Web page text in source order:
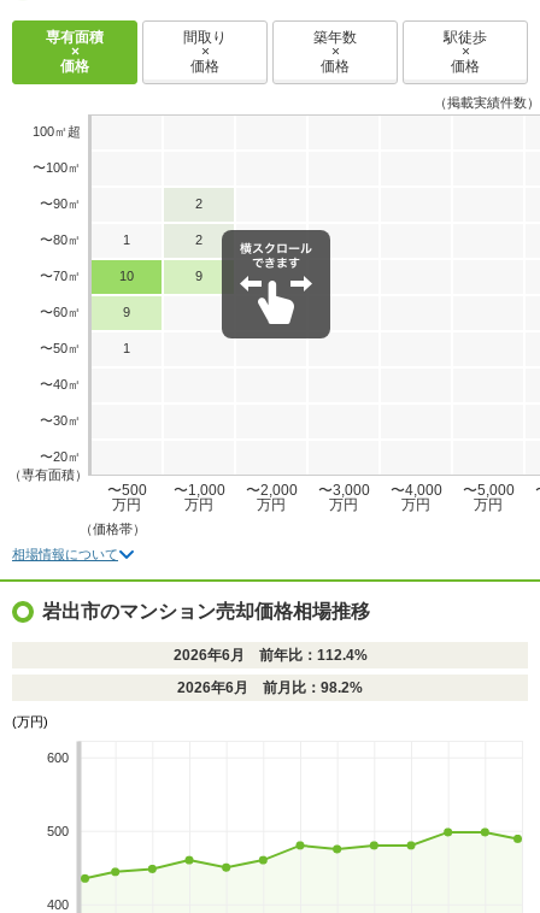
専有面積
×
価格
間取り
×
価格
築年数
×
価格
駅徒歩
×
価格
（掲載実績件数）
100㎡超
〜100㎡
〜90㎡
〜80㎡
〜70㎡
〜60㎡
〜50㎡
〜40㎡
〜30㎡
〜20㎡
（専有面積）
2
1 2
10 9
9
1
〜500
万円
〜1,000
万円
〜2,000
万円
〜3,000
万円
〜4,000
万円
〜5,000
万円
（価格帯）
相場情報について
岩出市のマンション売却価格相場推移
2026年6月 前年比：112.4%
2026年6月 前月比：98.2%
(万円)
600
500
400